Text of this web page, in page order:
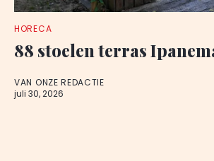
HORECA
88 stoelen terras
VAN ONZE REDACTIE
juli 30, 2026